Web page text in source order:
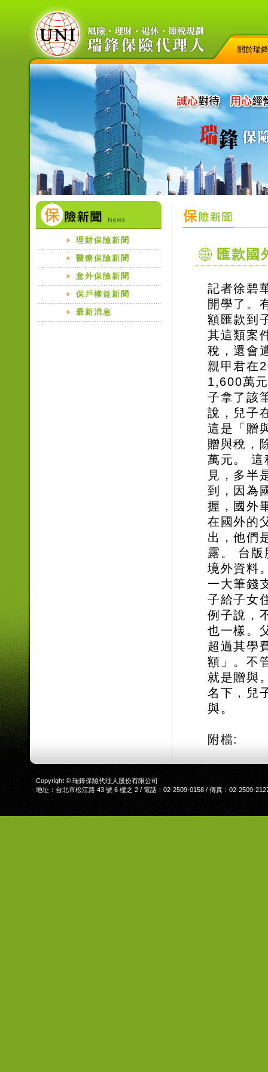
關於瑞鋒
理財保險新聞
醫療保險新聞
意外保險新聞
保戶權益新聞
最新消息
匯款國
記者徐碧
開學了。
額匯款到
其這類案
稅，還會
親甲君在
1,600萬
子拿了該
說，兒子
這是「贈
贈與稅，
萬元。 這
見，多半
到，因為
握，國外
在國外的
出，他們
露。 台版
境外資料
一大筆錢
子給子女
例子說，
也一樣。
超過其學
額」。不
就是贈與
名下，兒
與。
附檔:
Copyright © 瑞鋒保險代理人股份有限公司
地址：台北市松江路 43 號 6 樓之 2 / 電話：02-2509-0158 / 傳真：02-2509-